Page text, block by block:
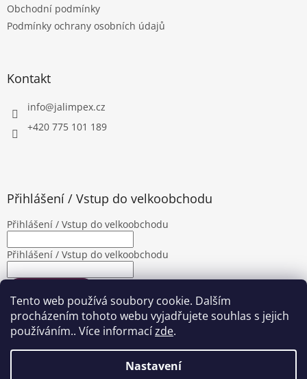
Tento web používá soubory cookie. Dalším
procházením tohoto webu vyjadřujete souhlas s jejich
používáním.. Více informacízde.
Nastavení
Obchodní podmínky
Podmínky ochrany osobních údajů
Kontakt
info@jalimpex.cz
+420 775 101 189
Přihlášení / Vstup do velkoobchodu
Přihlášení / Vstup do velkoobchodu
Přihlášení / Vstup do velkoobchodu
Nová registrace Zapomenuté heslo
Vytvořil Shoptet|Upravila Shopea.cz